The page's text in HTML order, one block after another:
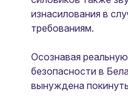
изнасилования в
требованиям.
Осознавая
безопасности в
вынуждена